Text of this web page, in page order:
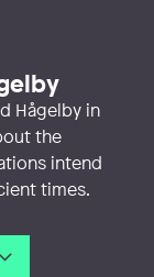
Hågelby in
the
intend
times.